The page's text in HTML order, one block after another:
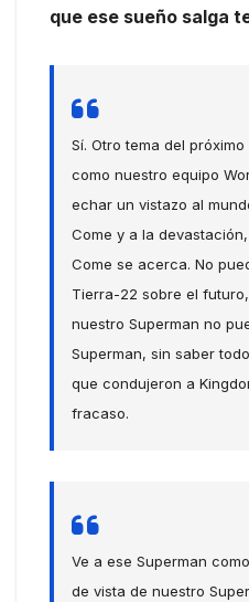
que ese sueño salga
Sí. Otro tema del
como nuestro equipo
echar un vistazo al
Come y a la
Come se acerca. No
Tierra-22 sobre el
nuestro Superman no
Superman, sin saber
que condujeron a
fracaso.
Ve a ese Superman
de vista de nuestro